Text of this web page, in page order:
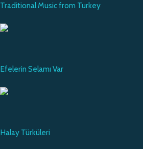
Traditional Music from Turkey
Efelerin Selamı Var
Halay Türküleri